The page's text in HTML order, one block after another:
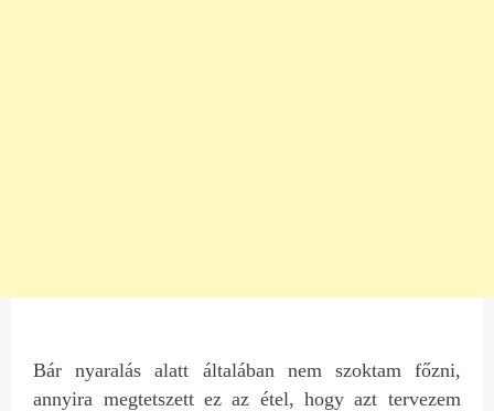
Bár nyaralás alatt általában nem szoktam főzni,
annyira megtetszett ez az étel, hogy azt tervezem